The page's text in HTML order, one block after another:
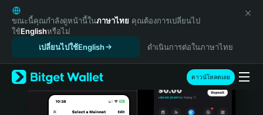
English
日本語
Tiếng Việt
Español (Latinoamérica)
Türkçe
Italiano
ขณะนี้คุณกำลังดูหน้านี้ในภาษาไทย คุณต้องการเปลี่ยนไป
ใช้Englishหรือไม่
เปลี่ยนไปใช้English
ดำเนินการต่อในภาษาไทย
ดาวน์โหลดเลย